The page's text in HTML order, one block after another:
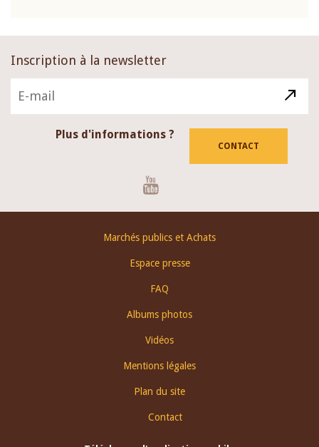
Inscription à la newsletter
Plus d'informations ?
CONTACT
Marchés publics et Achats
Espace presse
FAQ
Albums photos
Vidéos
Mentions légales
Plan du site
Contact